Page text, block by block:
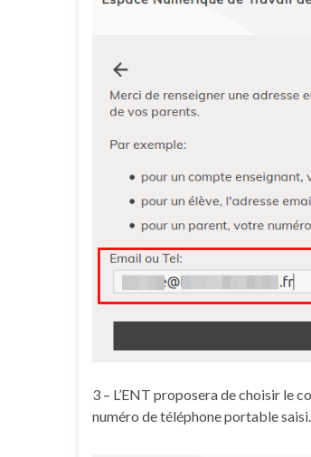
3 – L’ENT proposera de choisir le
numéro de téléphone portable saisi.